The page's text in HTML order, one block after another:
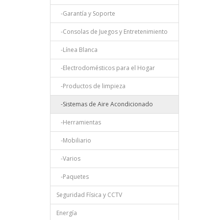
-Garantía y Soporte
-Consolas de Juegos y Entretenimiento
-Línea Blanca
-Electrodomésticos para el Hogar
-Productos de limpieza
-Sistemas de Aire Acondicionado
-Herramientas
-Mobiliario
-Varios
-Paquetes
Seguridad Física y CCTV
Energía